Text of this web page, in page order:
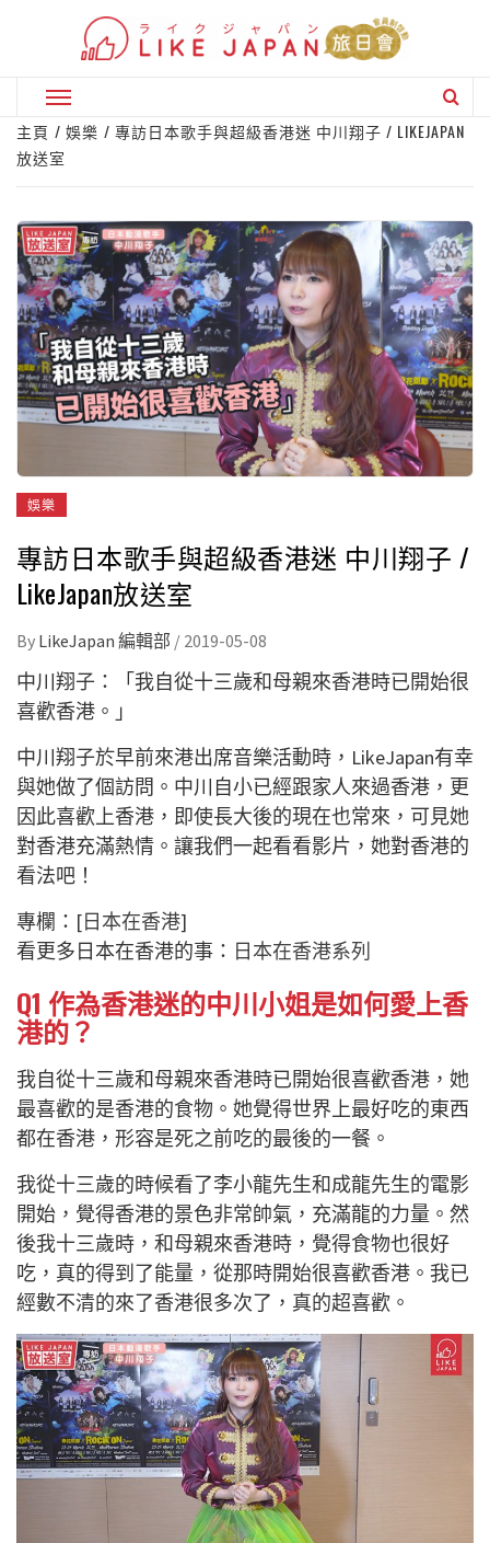
Primary
Menu
主頁 娛樂
專訪日本歌手與超級香港迷 中川翔子 / LIKEJAPAN
放送室
娛樂
專訪日本歌手與超級香港迷 中川翔子 /
LikeJapan放送室
By LikeJapan 編輯部 / 2019-05-08
中川翔子：「我自從十三歲和母親來香港時已開始很
喜歡香港。」
中川翔子於早前來港出席音樂活動時，LikeJapan有幸
與她做了個訪問。中川自小已經跟家人來過香港，更
因此喜歡上香港，即使長大後的現在也常來，可見她
對香港充滿熱情。讓我們一起看看影片，她對香港的
看法吧！
專欄：[日本在香港]
看更多日本在香港的事： 日本在香港系列
Q1 作為香港迷的中川小姐是如何愛上香
港的？
我自從十三歲和母親來香港時已開始很喜歡香港，她
最喜歡的是香港的食物。她覺得世界上最好吃的東西
都在香港，形容是死之前吃的最後的一餐。
我從十三歲的時候看了李小龍先生和成龍先生的電影
開始，覺得香港的景色非常帥氣，充滿龍的力量。然
後我十三歲時，和母親來香港時，覺得食物也很好
吃，真的得到了能量，從那時開始很喜歡香港。我已
經數不清的來了香港很多次了，真的超喜歡。